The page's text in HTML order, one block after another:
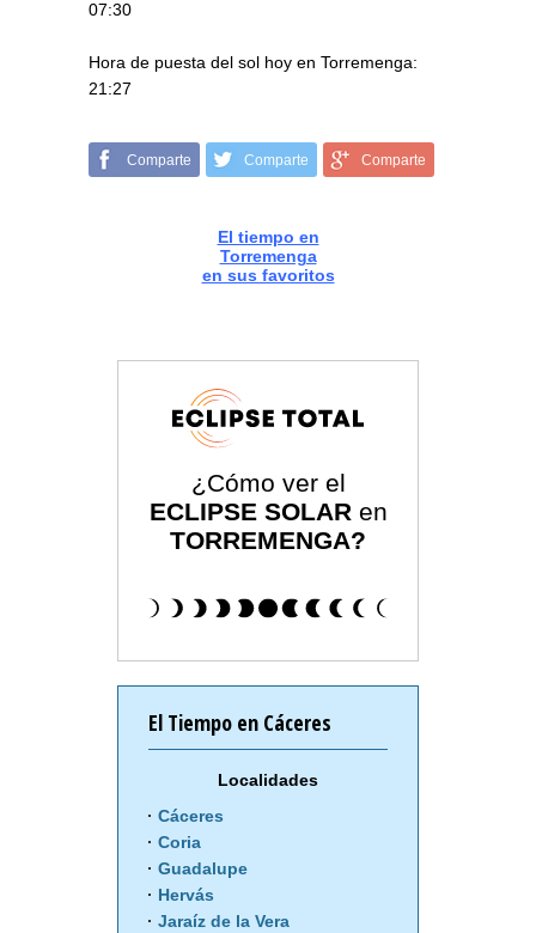
07:30
Hora de puesta del sol hoy en Torremenga:
21:27
Comparte Comparte Comparte
El tiempo en
Torremenga
en sus favoritos
¿Cómo ver el
ECLIPSE SOLAR en
TORREMENGA?
El Tiempo en Cáceres
Localidades
Cáceres
Coria
Guadalupe
Hervás
Jaraíz de la Vera